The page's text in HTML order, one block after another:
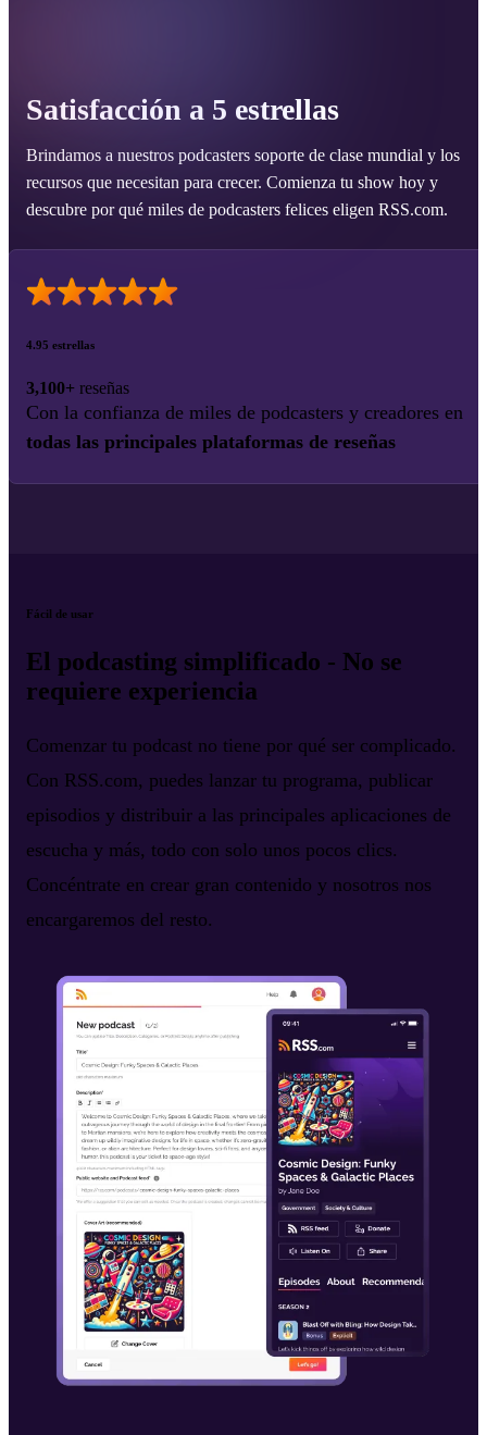
Satisfacción a 5 estrellas
Brindamos a nuestros podcasters soporte de clase mundial y los
recursos que necesitan para crecer. Comienza tu show hoy y
descubre por qué miles de podcasters felices eligen RSS.com.
4.95 estrellas
3,100+ reseñas
Con la confianza de miles de podcasters y creadores en
todas las principales plataformas de reseñas
Fácil de usar
El podcasting simplificado - No se
requiere experiencia
Comenzar tu podcast no tiene por qué ser complicado.
Con RSS.com, puedes lanzar tu programa, publicar
episodios y distribuir a las principales aplicaciones de
escucha y más, todo con solo unos pocos clics.
Concéntrate en crear gran contenido y nosotros nos
encargaremos del resto.